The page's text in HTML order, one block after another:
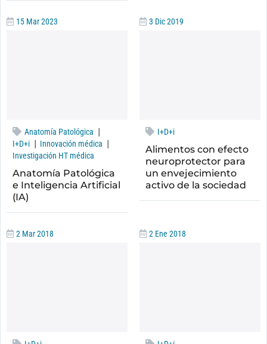
15 Mar 2023
Anatomía Patológica |
I+D+i | Innovación médica |
Investigación HT médica
Anatomía Patológica
e Inteligencia Artificial
(IA)
3 Dic 2019
I+D+i
Alimentos con efecto
neuroprotector para
un envejecimiento
activo de la sociedad
2 Mar 2018 2 Ene 2018